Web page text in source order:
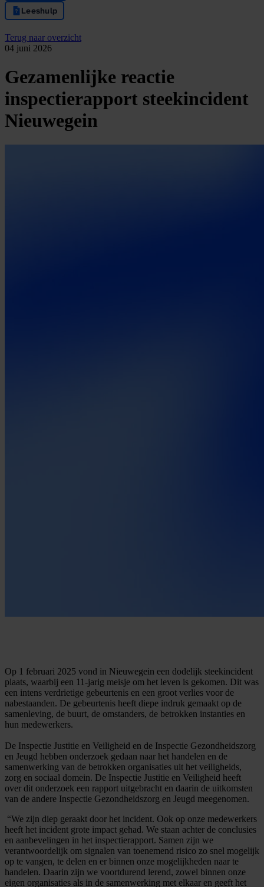
Leeshulp
Terug naar overzicht
04 juni 2026
Gezamenlijke reactie
inspectierapport steekincident
Nieuwegein
Op 1 februari 2025 vond in Nieuwegein een dodelijk steekincident
plaats, waarbij een 11-jarig meisje om het leven is gekomen. Dit was
een intens verdrietige gebeurtenis en een groot verlies voor de
nabestaanden. De gebeurtenis heeft diepe indruk gemaakt op de
samenleving, de buurt, de omstanders, de betrokken instanties en
hun medewerkers.
De Inspectie Justitie en Veiligheid en de Inspectie Gezondheidszorg
en Jeugd hebben onderzoek gedaan naar het handelen en de
samenwerking van de betrokken organisaties uit het veiligheids,
zorg en sociaal domein. De Inspectie Justitie en Veiligheid heeft
over dit onderzoek een rapport uitgebracht en daarin de uitkomsten
van de andere Inspectie Gezondheidszorg en Jeugd meegenomen.
“We zijn diep geraakt door het incident. Ook op onze medewerkers
heeft het incident grote impact gehad. We staan achter de conclusies
en aanbevelingen in het inspectierapport. Samen zijn we
verantwoordelijk om signalen van toenemend risico zo snel mogelijk
op te vangen, te delen en er binnen onze mogelijkheden naar te
handelen. Daarin zijn we voortdurend lerend, zowel binnen onze
eigen organisaties als in de samenwerking met elkaar en geeft het